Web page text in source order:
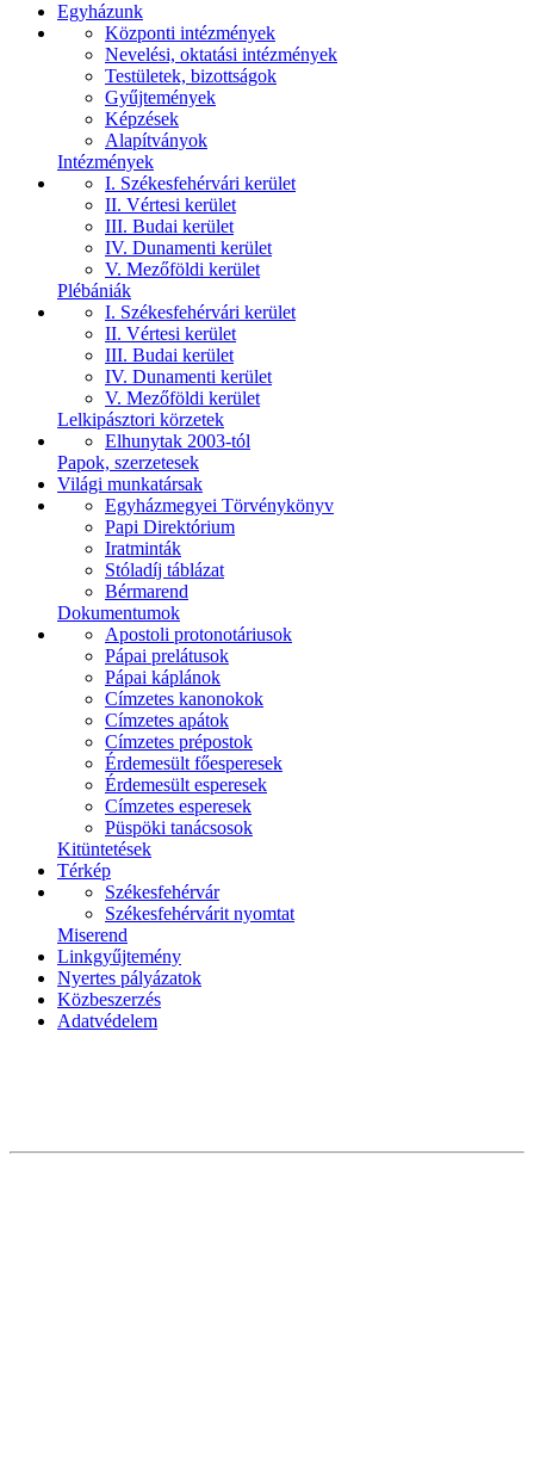
Egyházunk
Központi intézmények
Nevelési, oktatási intézmények
Testületek, bizottságok
Gyűjtemények
Képzések
Alapítványok
Intézmények
I. Székesfehérvári kerület
II. Vértesi kerület
III. Budai kerület
IV. Dunamenti kerület
V. Mezőföldi kerület
Plébániák
I. Székesfehérvári kerület
II. Vértesi kerület
III. Budai kerület
IV. Dunamenti kerület
V. Mezőföldi kerület
Lelkipásztori körzetek
Elhunytak 2003-tól
Papok, szerzetesek
Világi munkatársak
Egyházmegyei Törvénykönyv
Papi Direktórium
Iratminták
Stóladíj táblázat
Bérmarend
Dokumentumok
Apostoli protonotáriusok
Pápai prelátusok
Pápai káplánok
Címzetes kanonokok
Címzetes apátok
Címzetes prépostok
Érdemesült főesperesek
Érdemesült esperesek
Címzetes esperesek
Püspöki tanácsosok
Kitüntetések
Térkép
Székesfehérvár
Székesfehérvárit nyomtat
Miserend
Linkgyűjtemény
Nyertes pályázatok
Közbeszerzés
Adatvédelem